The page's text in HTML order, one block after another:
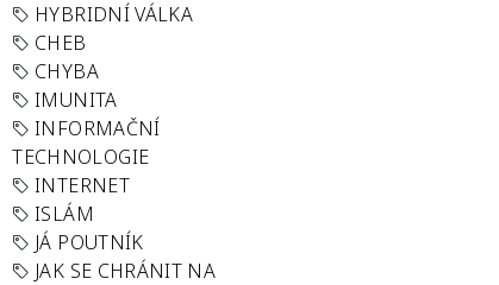
HYBRIDNÍ VÁLKA
CHEB
CHYBA
IMUNITA
INFORMAČNÍ
TECHNOLOGIE
INTERNET
ISLÁM
JÁ POUTNÍK
JAK SE CHRÁNIT NA